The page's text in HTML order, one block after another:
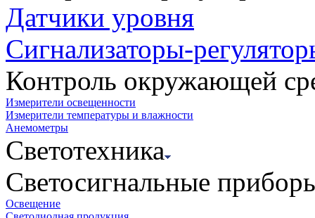
Датчики уровня
Сигнализаторы-
Контроль окружающей
Измерители освещенности
Измерители температуры и влажности
Анемометры
Светотехника
Светосигнальные
Освещение